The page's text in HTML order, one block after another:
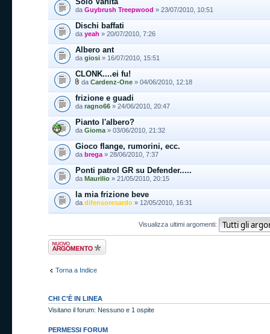
da Guybrush Treepwood » 23/07/2010, 10:51
Dischi baffati
da yeah » 20/07/2010, 7:26
Albero ant
da giosi » 16/07/2010, 15:51
CLONK....ei fu!
da Cardenz-One » 04/06/2010, 12:18
frizione e guadi
da ragno66 » 24/06/2010, 20:47
Pianto l'albero?
da Gioma » 03/06/2010, 21:32
Gioco flange, rumorini, ecc.
da brega » 28/06/2010, 7:37
Ponti patrol GR su Defender.....
da Maurilio » 21/05/2010, 20:15
la mia frizione beve
da difensoresardo » 12/05/2010, 16:31
Visualizza ultimi argomenti:
Scrivi un nuovo
argomento
Torna a Indice
CHI C’È IN LINEA
Visitano il forum: Nessuno e 1 ospite
PERMESSI FORUM